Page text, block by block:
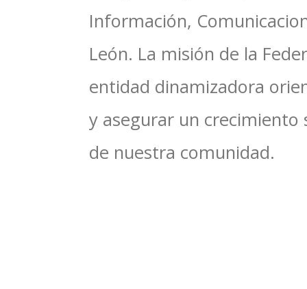
Información,
León. La misión de la
entidad dinamizadora
y asegurar un crecimiento
de nuestra comunidad.